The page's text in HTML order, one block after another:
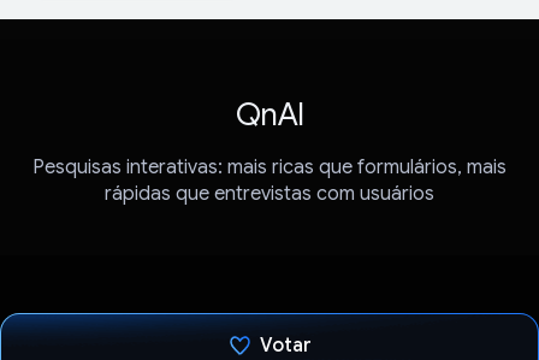
QnAI
Pesquisas interativas: mais ricas que formulários, mais
rápidas que entrevistas com usuários
Votar